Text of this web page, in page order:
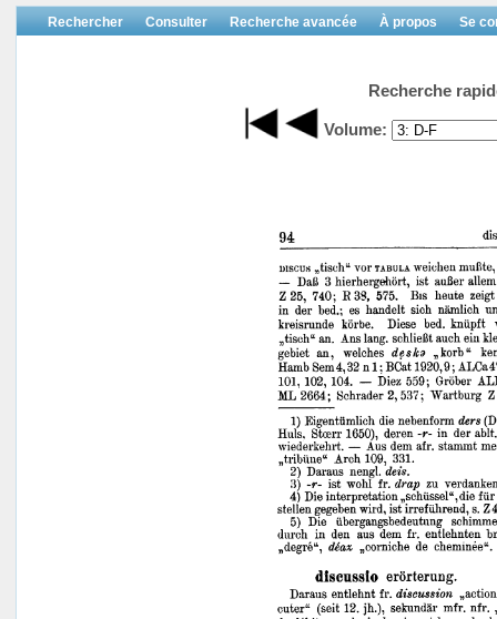
Rechercher Consulter Recherche avancée À propos Se
Recherche
Volume: